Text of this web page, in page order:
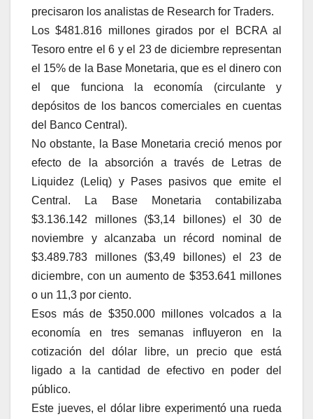
precisaron los analistas de Research for Traders.
Los $481.816 millones girados por el BCRA al
Tesoro entre el 6 y el 23 de diciembre representan
el 15% de la Base Monetaria, que es el dinero con
el que funciona la economía (circulante y
depósitos de los bancos comerciales en cuentas
del Banco Central).
No obstante, la Base Monetaria creció menos por
efecto de la absorción a través de Letras de
Liquidez (Leliq) y Pases pasivos que emite el
Central. La Base Monetaria contabilizaba
$3.136.142 millones ($3,14 billones) el 30 de
noviembre y alcanzaba un récord nominal de
$3.489.783 millones ($3,49 billones) el 23 de
diciembre, con un aumento de $353.641 millones
o un 11,3 por ciento.
Esos más de $350.000 millones volcados a la
economía en tres semanas influyeron en la
cotización del dólar libre, un precio que está
ligado a la cantidad de efectivo en poder del
público.
Este jueves, el dólar libre experimentó una rueda